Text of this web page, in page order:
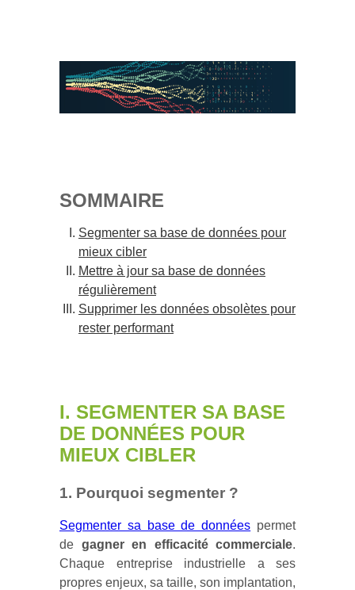
SOMMAIRE
Segmenter sa base de données pour
mieux cibler
Mettre à jour sa base de données
régulièrement
Supprimer les données obsolètes pour
rester performant
I. SEGMENTER SA BASE
DE DONNÉES POUR
MIEUX CIBLER
1. Pourquoi segmenter ?
Segmenter sa base de données permet
de gagner en efficacité commerciale.
Chaque entreprise industrielle a ses
propres enjeux, sa taille, son implantation,